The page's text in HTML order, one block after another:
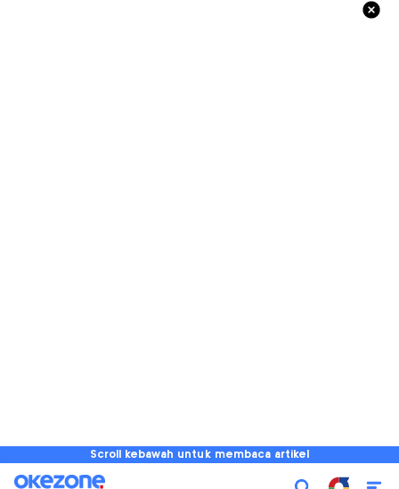
Scroll kebawah untuk membaca artikel